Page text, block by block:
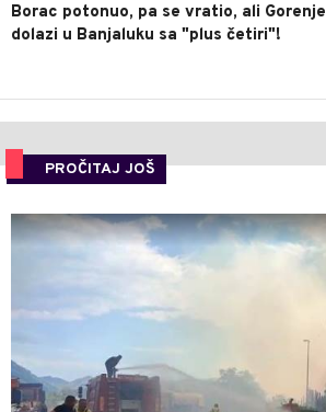
Borac potonuo, pa se vratio, ali Gorenje
dolazi u Banjaluku sa "plus četiri"!
PROČITAJ JOŠ